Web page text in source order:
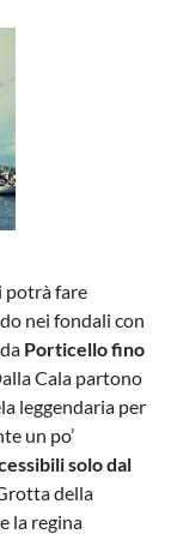
potrà fare
nei fondali con
Porticello fino
Cala partono
leggendaria per
un po’
solo dal
della
la regina